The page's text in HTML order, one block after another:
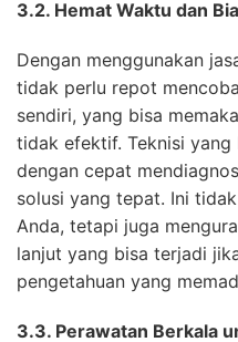
3.2. Hemat Waktu dan
Dengan menggunakan
tidak perlu repot
sendiri, yang bisa
tidak efektif. Teknisi yang
dengan cepat
solusi yang tepat. Ini
Anda, tetapi juga
lanjut yang bisa terjadi
pengetahuan yang
3.3. Perawatan Berkala